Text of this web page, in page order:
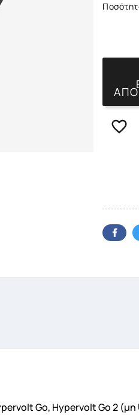

Go, Hypervolt Go 2